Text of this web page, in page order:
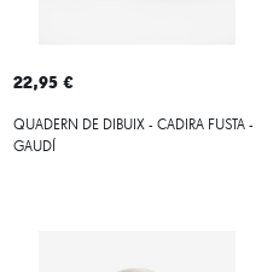
22,95 €
QUADERN DE DIBUIX - CADIRA FUSTA -
GAUDÍ